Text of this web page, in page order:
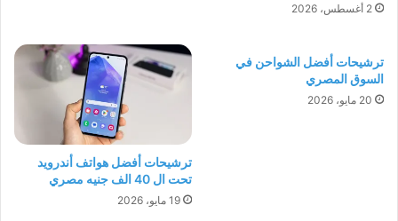
2 أغسطس، 2026
ترشيحات أفضل الشواحن في
السوق المصري
20 مايو، 2026
ترشيحات أفضل هواتف أندرويد
تحت ال 40 الف جنيه مصري
19 مايو، 2026